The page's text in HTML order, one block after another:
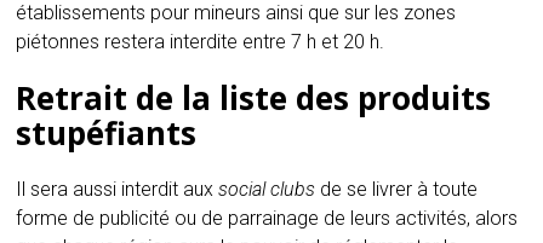
établissements pour mineurs ainsi que sur les zones
piétonnes restera interdite entre 7 h et 20 h.
Retrait de la liste des produits
stupéfiants
Il sera aussi interdit auxsocial clubs de se livrer à toute
forme de publicité ou de parrainage de leurs activités, alors